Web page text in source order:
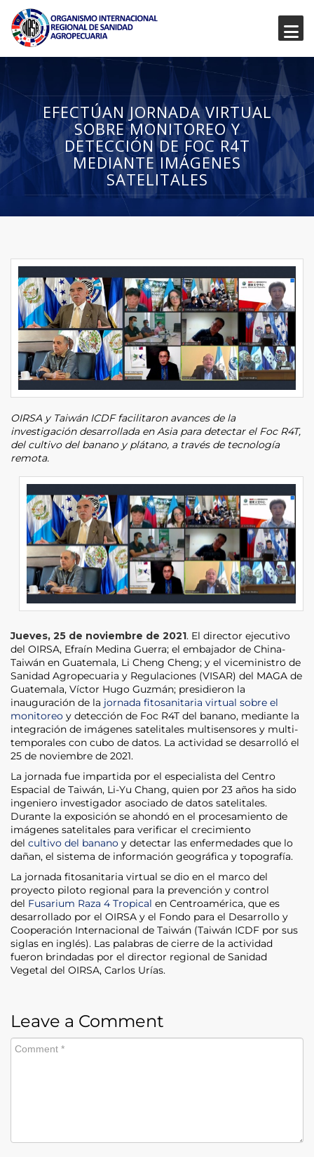
EFECTÚAN JORNADA VIRTUAL
SOBRE MONITOREO Y
DETECCIÓN DE FOC R4T
MEDIANTE IMÁGENES
SATELITALES
OIRSA y Taiwán ICDF facilitaron avances de la
investigación desarrollada en Asia para detectar el Foc R4T,
del cultivo del banano y plátano, a través de tecnología
remota.
Jueves, 25 de noviembre de 2021. El director ejecutivo
del OIRSA, Efraín Medina Guerra; el embajador de China-
Taiwán en Guatemala, Li Cheng Cheng; y el viceministro de
Sanidad Agropecuaria y Regulaciones (VISAR) del MAGA de
Guatemala, Víctor Hugo Guzmán; presidieron la
inauguración de la jornada fitosanitaria virtual sobre el
monitoreo y detección de Foc R4T del banano, mediante la
integración de imágenes satelitales multisensores y multi-
temporales con cubo de datos. La actividad se desarrolló el
25 de noviembre de 2021.
La jornada fue impartida por el especialista del Centro
Espacial de Taiwán, Li-Yu Chang, quien por 23 años ha sido
ingeniero investigador asociado de datos satelitales.
Durante la exposición se ahondó en el procesamiento de
imágenes satelitales para verificar el crecimiento
del cultivo del banano y detectar las enfermedades que lo
dañan, el sistema de información geográfica y topografía.
La jornada fitosanitaria virtual se dio en el marco del
proyecto piloto regional para la prevención y control
del Fusarium Raza 4 Tropical en Centroamérica, que es
desarrollado por el OIRSA y el Fondo para el Desarrollo y
Cooperación Internacional de Taiwán (Taiwán ICDF por sus
siglas en inglés). Las palabras de cierre de la actividad
fueron brindadas por el director regional de Sanidad
Vegetal del OIRSA, Carlos Urías.
Leave a Comment